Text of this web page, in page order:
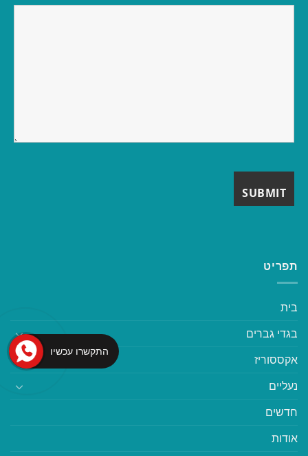
תפריט
בית
בגדי גברים
אקססוריז
נעליים
חדשים
אודות
התקשרו עכשיו